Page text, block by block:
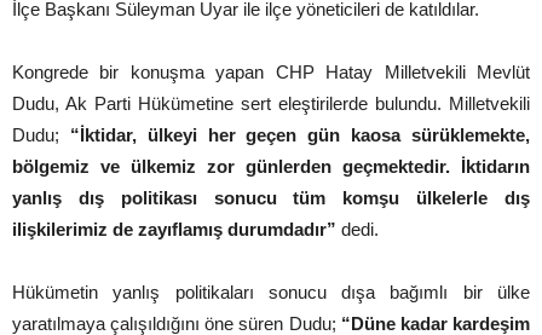
İlçe Başkanı Süleyman Uyar ile ilçe yöneticileri de katıldılar.
Kongrede bir konuşma yapan CHP Hatay Milletvekili Mevlüt
Dudu, Ak Parti Hükümetine sert eleştirilerde bulundu. Milletvekili
Dudu; “İktidar, ülkeyi her geçen gün kaosa sürüklemekte,
bölgemiz ve ülkemiz zor günlerden geçmektedir. İktidarın
yanlış dış politikası sonucu tüm komşu ülkelerle dış
ilişkilerimiz de zayıflamış durumdadır” dedi.
Hükümetin yanlış politikaları sonucu dışa bağımlı bir ülke
yaratılmaya çalışıldığını öne süren Dudu; “Düne kadar kardeşim